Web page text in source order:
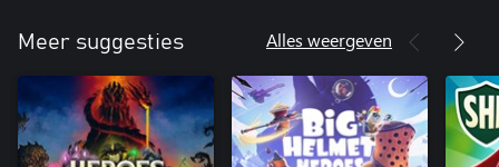
Meer suggesties Alles weergeven